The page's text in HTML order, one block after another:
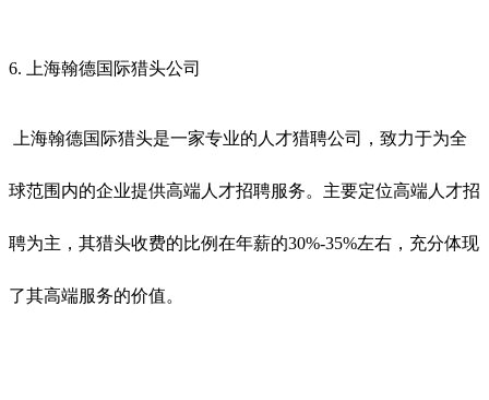
6. 上海翰德国际猎头公司
上海翰德国际猎头是一家专业的人才猎聘公司，致力于为全
球范围内的企业提供高端人才招聘服务。主要定位高端人才招
聘为主，其猎头收费的比例在年薪的30%-35%左右，充分体现
了其高端服务的价值。